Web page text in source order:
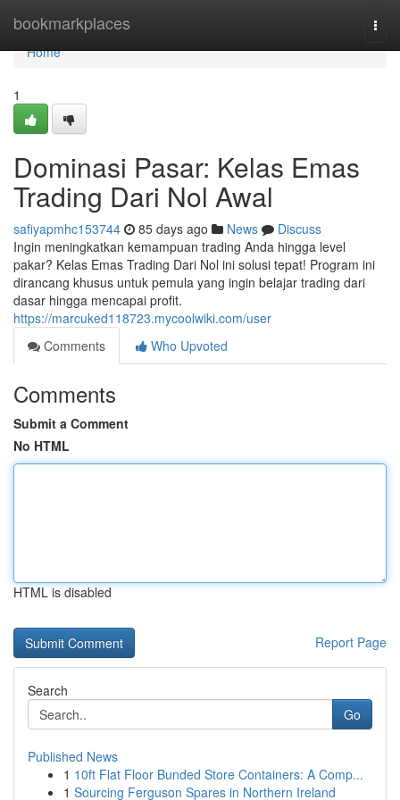
bookmarkplaces
Home
Home
1
Dominasi Pasar: Kelas Emas
Trading Dari Nol Awal
safiyapmhc153744 85 days ago News
Discuss
Ingin meningkatkan kemampuan trading Anda hingga level
pakar? Kelas Emas Trading Dari Nol ini solusi tepat! Program ini
dirancang khusus untuk pemula yang ingin belajar trading dari
dasar hingga mencapai profit.
https://marcuked118723.mycoolwiki.com/user
Comments
Who Upvoted
Comments
Submit a Comment
No HTML
HTML is disabled
Report Page
Search
Go
Published News
1 10ft Flat Floor Bunded Store Containers: A Comp...
1 Sourcing Ferguson Spares in Northern Ireland